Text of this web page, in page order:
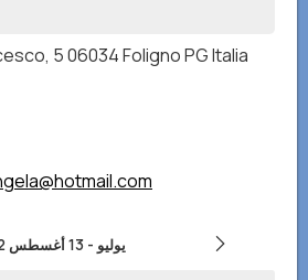
5 06034 Foligno PG Italia
2 يوليو -13 أغسطس